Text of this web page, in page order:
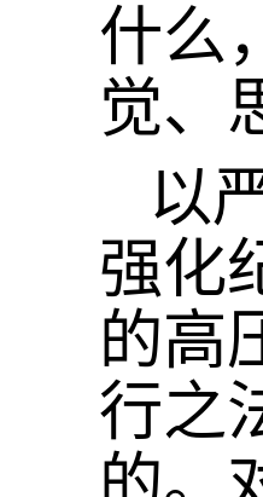
什么
觉、
以
强化
的高
行之